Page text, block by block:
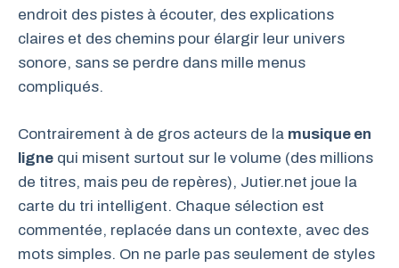
endroit des pistes à écouter, des explications
claires et des chemins pour élargir leur univers
sonore, sans se perdre dans mille menus
compliqués.
Contrairement à de gros acteurs de la musique en
ligne qui misent surtout sur le volume (des millions
de titres, mais peu de repères), Jutier.net joue la
carte du tri intelligent. Chaque sélection est
commentée, replacée dans un contexte, avec des
mots simples. On ne parle pas seulement de styles